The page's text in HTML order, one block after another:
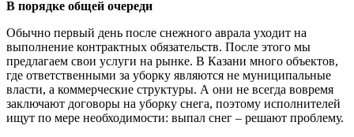
В порядке общей очереди
Обычно первый день после снежного аврала уходит на
выполнение контрактных обязательств. После этого мы
предлагаем свои услуги на рынке. В Казани много объектов,
где ответственными за уборку являются не муниципальные
власти, а коммерческие структуры. А они не всегда вовремя
заключают договоры на уборку снега, поэтому исполнителей
ищут по мере необходимости: выпал снег – решают проблему.